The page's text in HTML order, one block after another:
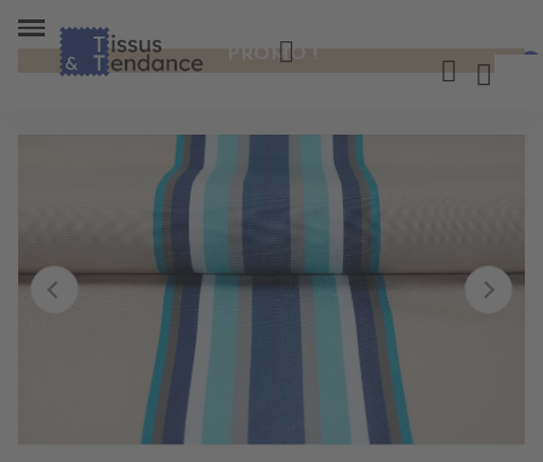
PROMO !